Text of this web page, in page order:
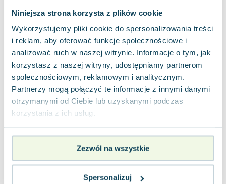
Niniejsza strona korzysta z plików cookie
Wykorzystujemy pliki cookie do spersonalizowania treści
i reklam, aby oferować funkcje społecznościowe i
analizować ruch w naszej witrynie. Informacje o tym, jak
korzystasz z naszej witryny, udostępniamy partnerom
społecznościowym, reklamowym i analitycznym.
Partnerzy mogą połączyć te informacje z innymi danymi
otrzymanymi od Ciebie lub uzyskanymi podczas
korzystania z ich usług.
Zezwól na wszystkie
Spersonalizuj
36.29 zł nowa
Do koszyka
Nowa
46.14 zł
Do koszyka
Opinie
użytkowników
0.0 0 ocen i 0